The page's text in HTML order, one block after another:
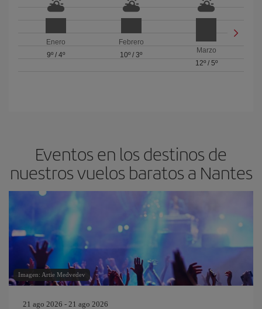
Enero
9º/ 4º
Febrero
10º / 3º
Marzo
12º/ 5º
Eventos en los destinos de
nuestros vuelos baratos a Nantes
Imagen: Artie Medvedev
21 ago 2026 - 21 ago 2026